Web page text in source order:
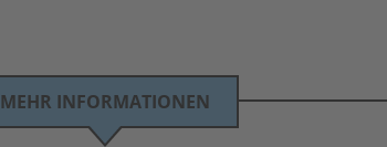
MEHR INFORMATIONEN